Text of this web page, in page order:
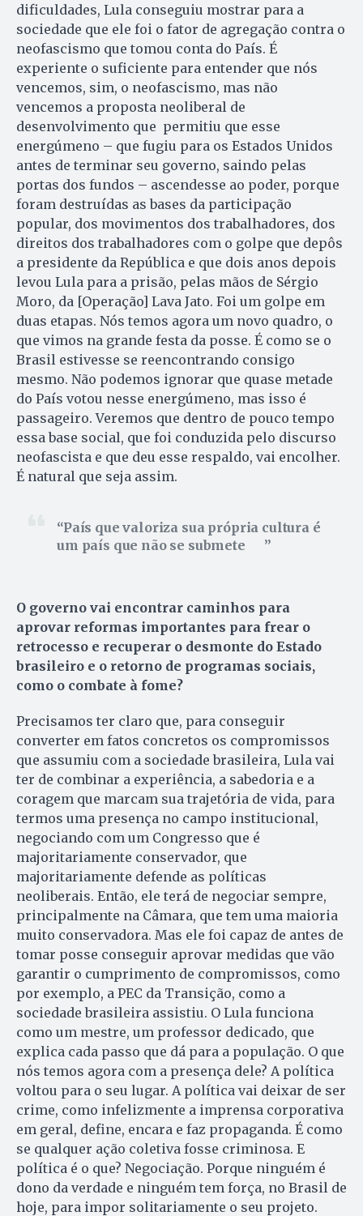
dificuldades, Lula conseguiu mostrar para a
sociedade que ele foi o fator de agregação contra o
neofascismo que tomou conta do País. É
experiente o suficiente para entender que nós
vencemos, sim, o neofascismo, mas não
vencemos a proposta neoliberal de
desenvolvimento que permitiu que esse
energúmeno – que fugiu para os Estados Unidos
antes de terminar seu governo, saindo pelas
portas dos fundos – ascendesse ao poder, porque
foram destruídas as bases da participação
popular, dos movimentos dos trabalhadores, dos
direitos dos trabalhadores com o golpe que depôs
a presidente da República e que dois anos depois
levou Lula para a prisão, pelas mãos de Sérgio
Moro, da [Operação] Lava Jato. Foi um golpe em
duas etapas. Nós temos agora um novo quadro, o
que vimos na grande festa da posse. É como se o
Brasil estivesse se reencontrando consigo
mesmo. Não podemos ignorar que quase metade
do País votou nesse energúmeno, mas isso é
passageiro. Veremos que dentro de pouco tempo
essa base social, que foi conduzida pelo discurso
neofascista e que deu esse respaldo, vai encolher.
É natural que seja assim.
País que valoriza sua própria cultura é
um país que não se submete
O governo vai encontrar caminhos para
aprovar reformas importantes para frear o
retrocesso e recuperar o desmonte do Estado
brasileiro e o retorno de programas sociais,
como o combate à fome?
Precisamos ter claro que, para conseguir
converter em fatos concretos os compromissos
que assumiu com a sociedade brasileira, Lula vai
ter de combinar a experiência, a sabedoria e a
coragem que marcam sua trajetória de vida, para
termos uma presença no campo institucional,
negociando com um Congresso que é
majoritariamente conservador, que
majoritariamente defende as políticas
neoliberais. Então, ele terá de negociar sempre,
principalmente na Câmara, que tem uma maioria
muito conservadora. Mas ele foi capaz de antes de
tomar posse conseguir aprovar medidas que vão
garantir o cumprimento de compromissos, como
por exemplo, a PEC da Transição, como a
sociedade brasileira assistiu. O Lula funciona
como um mestre, um professor dedicado, que
explica cada passo que dá para a população. O que
nós temos agora com a presença dele? A política
voltou para o seu lugar. A política vai deixar de ser
crime, como infelizmente a imprensa corporativa
em geral, define, encara e faz propaganda. É como
se qualquer ação coletiva fosse criminosa. E
política é o que? Negociação. Porque ninguém é
dono da verdade e ninguém tem força, no Brasil de
hoje, para impor solitariamente o seu projeto.